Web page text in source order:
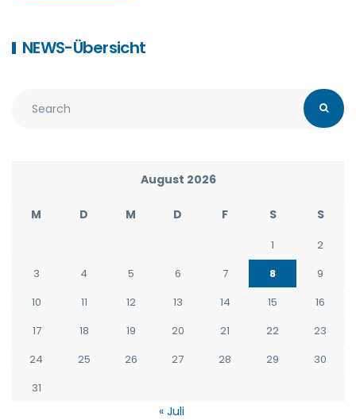
NEWS-Übersicht
August 2026
M D M D F S S
1
2
3
4 5 6 7 8
9
10
11 12 13 14 15
16
17
18 19 20 21 22
23
24
25 26 27 28 29
30
31
« Juli